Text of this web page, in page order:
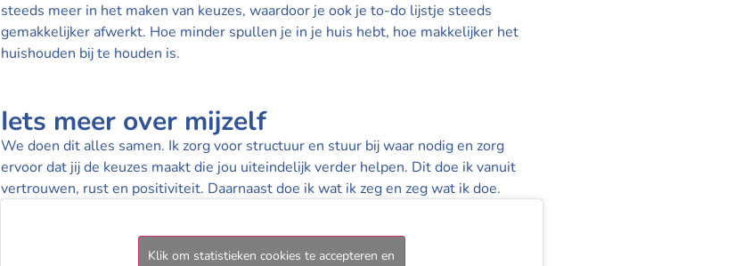
steeds meer in het maken van keuzes, waardoor je ook je to-do lijstje steeds
gemakkelijker afwerkt. Hoe minder spullen je in je huis hebt, hoe makkelijker het
huishouden bij te houden is.
Iets meer over mijzelf
We doen dit alles samen. Ik zorg voor structuur en stuur bij waar nodig en zorg
ervoor dat jij de keuzes maakt die jou uiteindelijk verder helpen. Dit doe ik vanuit
vertrouwen, rust en positiviteit. Daarnaast doe ik wat ik zeg en zeg wat ik doe.
Klik om statistieken cookies te accepteren en